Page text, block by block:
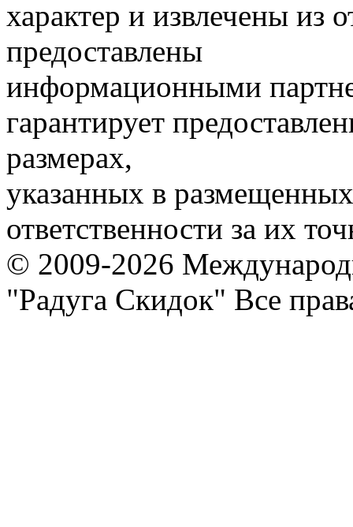
характер и извлечены из
предоставлены
информационными
гарантирует
размерах,
указанных в
ответственности за их
© 2009-2026
"Радуга Скидок" Все